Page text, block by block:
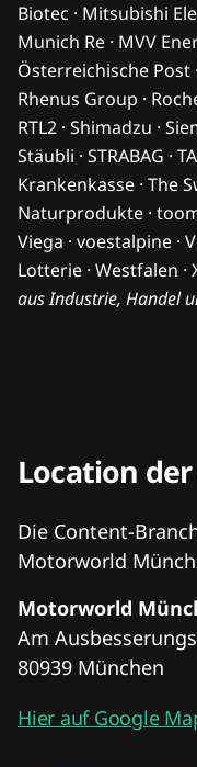
Biotec · Mitsubishi
Munich Re · MVV
Österreichische Post
Rhenus Group ·
RTL2 · Shimadzu ·
Stäubli · STRABAG ·
Krankenkasse · The
Naturprodukte · toom
Viega · voestalpine ·
Lotterie · Westfalen ·
aus Industrie, Handel
Location der
Die Content-
Motorworld
Motorworld
Am
80939 München
Hier auf Google